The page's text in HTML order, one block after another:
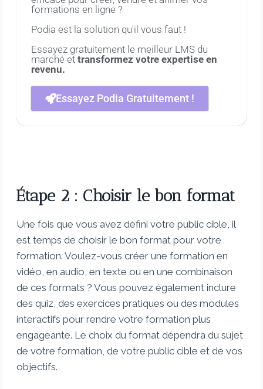
formations en ligne ?
Podia est la solution qu'il vous faut !
Essayez gratuitement le meilleur LMS du
marché ettransformez votre expertise en
revenu.
Essayez Podia Gratuitement !
Étape 2 : Choisir le bon format
Une fois que vous avez défini votre public cible, il
est temps de choisir le bon format pour votre
formation. Voulez-vous créer une formation en
vidéo, en audio, en texte ou en une combinaison
de ces formats ? Vous pouvez également inclure
des quiz, des exercices pratiques ou des modules
interactifs pour rendre votre formation plus
engageante. Le choix du format dépendra du sujet
de votre formation, de votre public cible et de vos
objectifs.